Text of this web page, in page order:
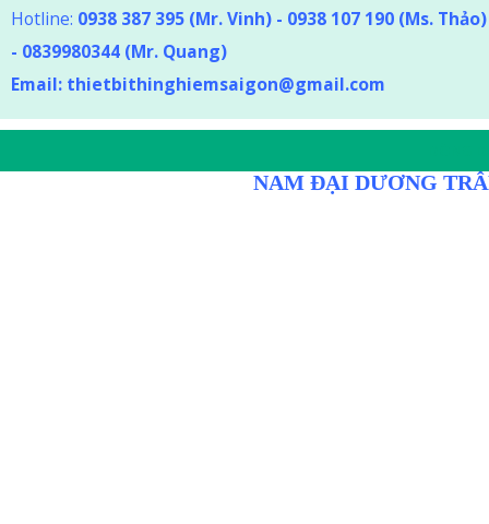
Hotline: 0938 387 395 (Mr. Vinh) - 0938 107 190 (Ms. Thảo)
- 0839980344 (Mr. Quang)
Email: thietbithinghiemsaigon@gmail.com
NAM ĐẠI DƯƠNG